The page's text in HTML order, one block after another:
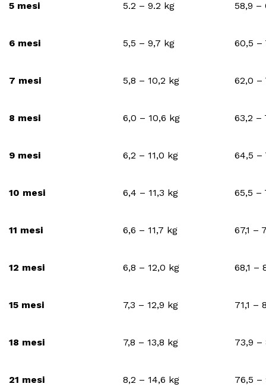
5 mesi 5.2 – 9.2 kg 58,9 –
6 mesi 5,5 – 9,7 kg 60,5 –
7 mesi 5,8 – 10,2 kg 62,0 –
8 mesi 6,0 – 10,6 kg 63,2 –
9 mesi 6,2 – 11,0 kg 64,5 –
10 mesi 6,4 – 11,3 kg 65,5 –
11 mesi 6,6 – 11,7 kg 67,1 –
12 mesi 6,8 – 12,0 kg 68,1 –
15 mesi 7,3 – 12,9 kg 71,1 –
18 mesi 7,8 – 13,8 kg 73,9 –
21 mesi 8,2 – 14,6 kg 76,5 –